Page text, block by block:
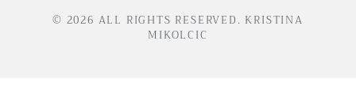
© 2026 ALL RIGHTS RESERVED. KRISTINA
MIKOLCIC